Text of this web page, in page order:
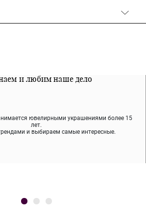
и любим наше дело
ювелирными украшениями более 15
лет.
и выбираем самые интересные.
материалы гипоалергенны
(родий, ювелирный сплав), которое не
и свинца — это исключает аллергию.
перед покупкой
примеряйте украшения, выбирайте те,
остальные заберёт курьер.